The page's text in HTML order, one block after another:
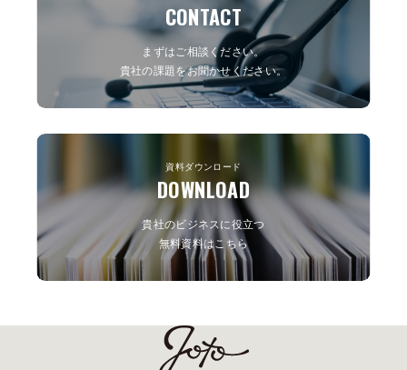
資料ダウンロード
DOWNLOAD
貴社のビジネスに役立つ
無料資料はこちら
CONTACT
まずはご相談ください。
貴社の課題をお聞かせください。